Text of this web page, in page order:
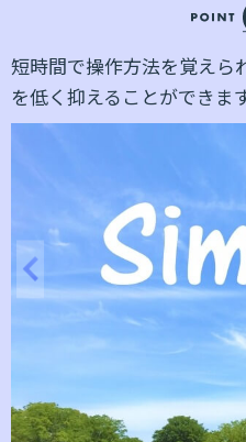
短時間で操作方法を覚えら
を低く抑えることができます